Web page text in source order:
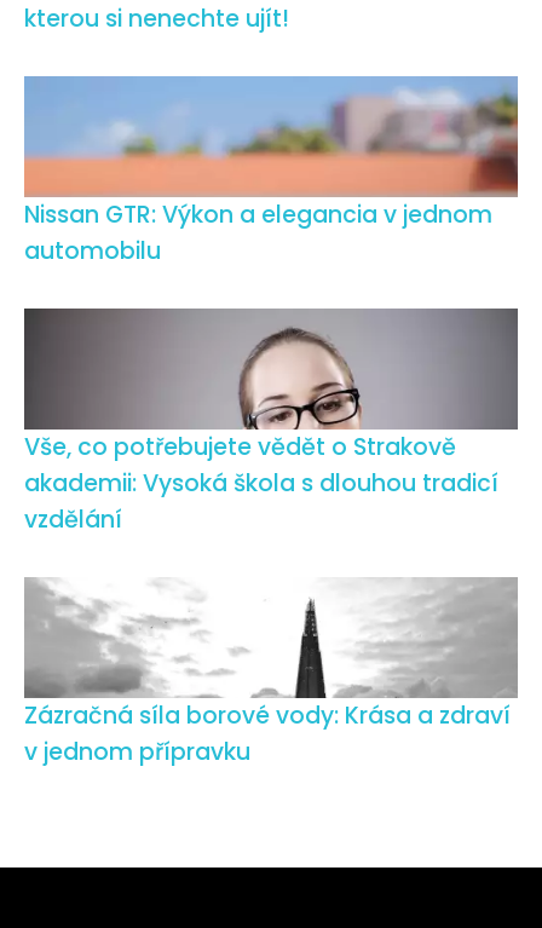
kterou si nenechte ujít!
Nissan GTR: Výkon a elegancia v jednom
automobilu
Vše, co potřebujete vědět o Strakově
akademii: Vysoká škola s dlouhou tradicí
vzdělání
Zázračná síla borové vody: Krása a zdraví
v jednom přípravku